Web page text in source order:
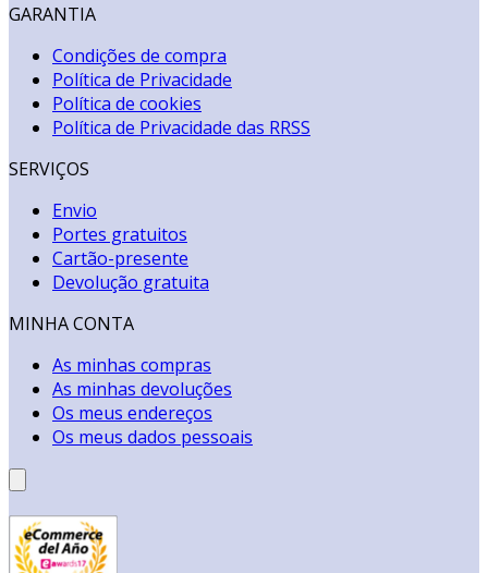
GARANTIA
Condições de compra
Política de Privacidade
Política de cookies
Política de Privacidade das RRSS
SERVIÇOS
Envio
Portes gratuitos
Cartão-presente
Devolução gratuita
MINHA CONTA
As minhas compras
As minhas devoluções
Os meus endereços
Os meus dados pessoais